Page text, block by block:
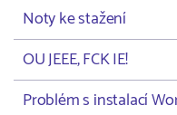
Noty ke stažení
OU JEEE, FCK IE!
Problém s instalací